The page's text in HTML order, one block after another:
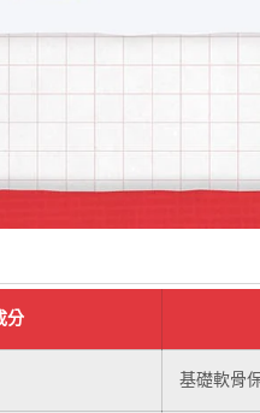
分
基礎軟骨